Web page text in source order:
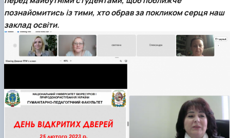
клуб»
Науковий гурток «Філософські проблеми
міжособистісної та міжгрупової комунікаці…
Науковий гурток «Історія держави і права
України»
познайомитись із тими, хто обрав за покликом серця наш
заклад освіти.